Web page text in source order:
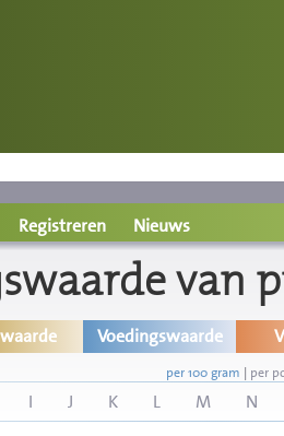
Registreren Nieuws
van
Voedingswaarde
per 100 gram | per
I J K L M N